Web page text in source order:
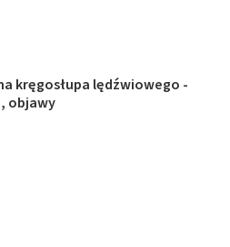
kręgosłupa lędźwiowego -
objawy